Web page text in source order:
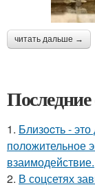
читать дальше →
Последние
1. Близocть -
положительное
взаимодействие.
2. В соцсетях